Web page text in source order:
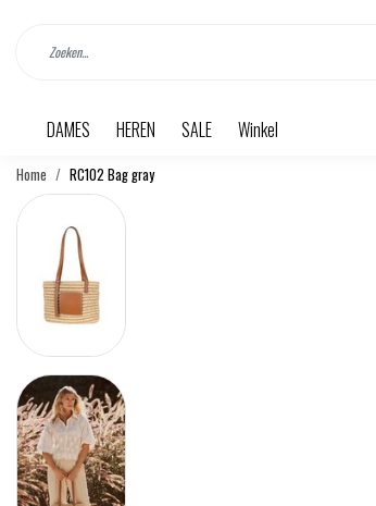
DAMES HEREN SALE Winkel
Home RC102 Bag gray